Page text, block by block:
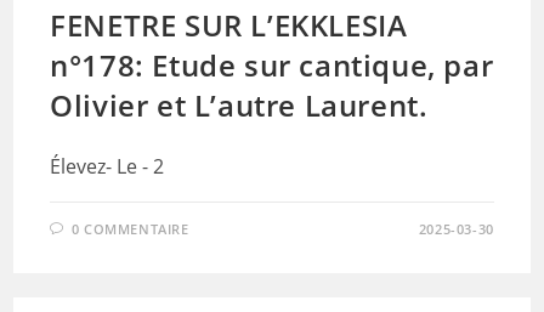
FENETRE SUR L’EKKLESIA
n°178: Etude sur cantique, par
Olivier et L’autre Laurent.
Élevez- Le - 2
0 COMMENTAIRE 2025-03-30